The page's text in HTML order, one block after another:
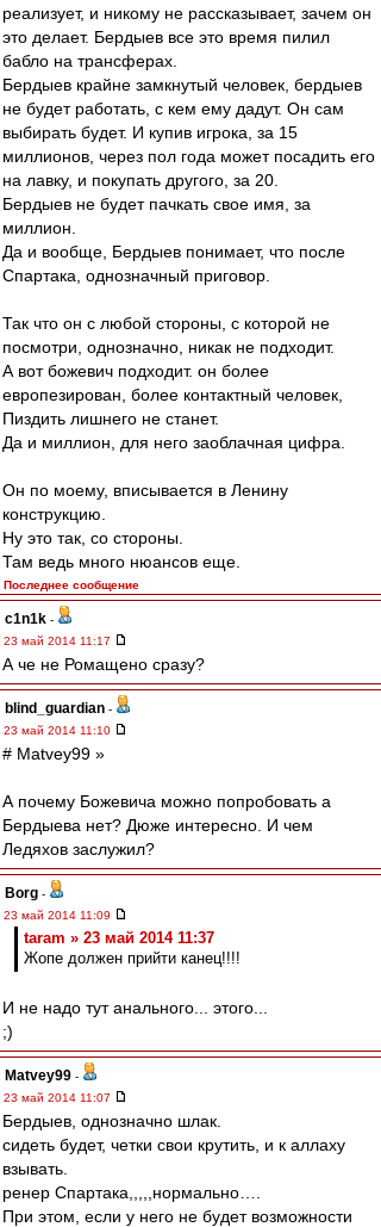
реализует, и никому не рассказывает, зачем он
это делает. Бердыев все это время пилил
бабло на трансферах.
Бердыев крайне замкнутый человек, бердыев
не будет работать, с кем ему дадут. Он сам
выбирать будет. И купив игрока, за 15
миллионов, через пол года может посадить его
на лавку, и покупать другого, за 20.
Бердыев не будет пачкать свое имя, за
миллион.
Да и вообще, Бердыев понимает, что после
Спартака, однозначный приговор.
Так что он с любой стороны, с которой не
посмотри, однозначно, никак не подходит.
А вот божевич подходит. он более
европезирован, более контактный человек,
Пиздить лишнего не станет.
Да и миллион, для него заоблачная цифра.
Он по моему, вписывается в Ленину
конструкцию.
Ну это так, со стороны.
Там ведь много нюансов еще.
Последнее сообщение
c1n1k -
23 май 2014 11:17
А че не Ромащено сразу?
blind_guardian -
23 май 2014 11:10
# Matvey99 »
А почему Божевича можно попробовать а
Бердыева нет? Дюже интересно. И чем
Ледяхов заслужил?
Borg -
23 май 2014 11:09
taram » 23 май 2014 11:37
Жопе должен прийти канец!!!!
И не надо тут анального... этого...
;)
Matvey99 -
23 май 2014 11:07
Бердыев, однозначно шлак.
сидеть будет, четки свои крутить, и к аллаху
взывать.
ренер Спартака,,,,,нормально….
При этом, если у него не будет возможности